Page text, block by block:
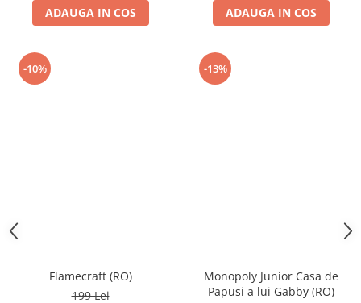
ADAUGA IN COS ADAUGA IN COS
-10%
Flamecraft (RO)
199 Lei
-13%
Monopoly Junior Casa de
Papusi a lui Gabby (RO)